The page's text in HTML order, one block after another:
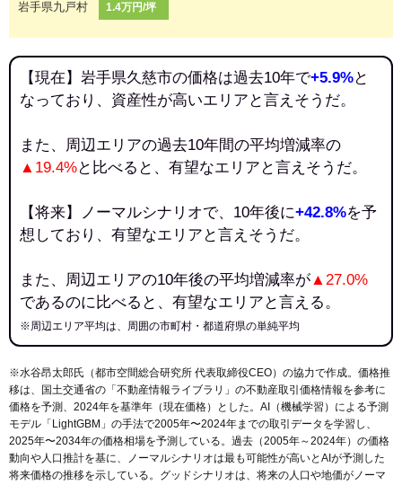
岩手県九戸村 1.4万円/坪
【現在】岩手県久慈市の価格は過去10年で+5.9%と
なっており、資産性が高いエリアと言えそうだ。
また、周辺エリアの過去10年間の平均増減率の
▲19.4%と比べると、有望なエリアと言えそうだ。
【将来】ノーマルシナリオで、10年後に+42.8%を予
想しており、有望なエリアと言えそうだ。
また、周辺エリアの10年後の平均増減率が▲27.0%
であるのに比べると、有望なエリアと言える。
※周辺エリア平均は、周囲の市町村・都道府県の単純平均
※水谷昂太郎氏（都市空間総合研究所 代表取締役CEO）の協力で作成。価格推
移は、国土交通省の「 不動産情報ライブラリ 」の不動産取引価格情報を参考に
価格を予測、2024年を基準年（現在価格）とした。AI（機械学習）による予測
モデル「LightGBM」の手法で2005年〜2024年までの取引データを学習し、
2025年〜2034年の価格相場を予測している。過去（2005年～2024年）の価格
動向や人口推計を基に、ノーマルシナリオは最も可能性が高いとAIが予測した
将来価格の推移を示している。グッドシナリオは、将来の人口や地価がノーマ